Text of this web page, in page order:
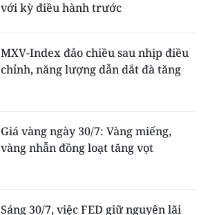
với kỳ điều hành trước
MXV-Index đảo chiều sau nhịp điều
chỉnh, năng lượng dẫn dắt đà tăng
Giá vàng ngày 30/7: Vàng miếng,
vàng nhẫn đồng loạt tăng vọt
Sáng 30/7, việc FED giữ nguyên lãi